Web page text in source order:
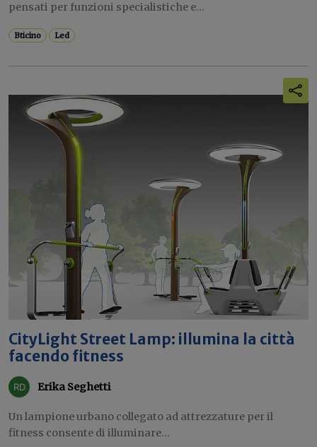
pensati per funzioni specialistiche e...
Bticino Led
CityLight Street Lamp: illumina la città
facendo fitness
Erika Seghetti
Un lampione urbano collegato ad attrezzature per il
fitness consente di illuminare...